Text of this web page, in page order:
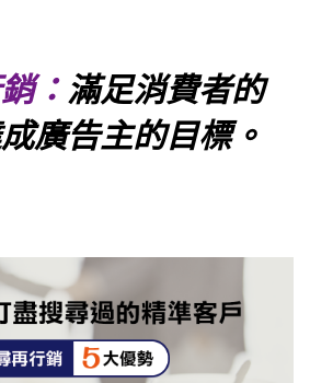
：滿足消費者的
廣告主的目標。